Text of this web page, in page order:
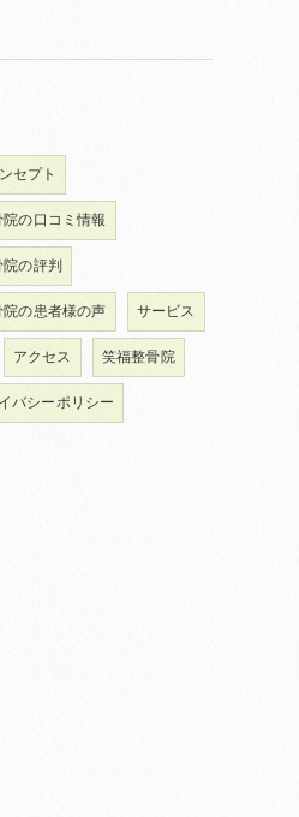
セプト
の口コミ情報
の評判
の患者様の声 サービス
アクセス 笑福整骨院
バシーポリシー